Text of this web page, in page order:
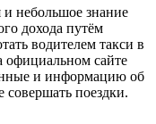
и небольшое знание
дохода путём
водителем такси в
официальном сайте
и информацию об
поездки.